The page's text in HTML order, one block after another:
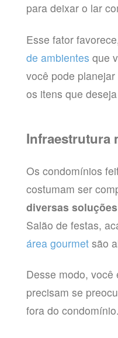
para deixar o lar
Esse fator
de ambientes que
você pode
os itens que
Infraestrutura
Os condomínios
costumam ser
diversas
Salão de festas,
área gourmetsão
Desse modo,
precisam se
fora do condomínio.